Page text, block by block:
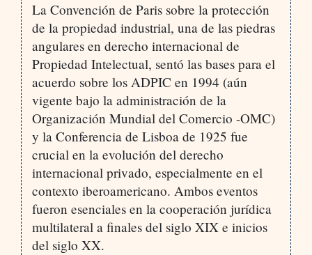
La Convención de Paris sobre la protección
de la propiedad industrial, una de las piedras
angulares en derecho internacional de
Propiedad Intelectual, sentó las bases para el
acuerdo sobre los ADPIC en 1994 (aún
vigente bajo la administración de la
Organización Mundial del Comercio -OMC)
y la Conferencia de Lisboa de 1925 fue
crucial en la evolución del derecho
internacional privado, especialmente en el
contexto iberoamericano. Ambos eventos
fueron esenciales en la cooperación jurídica
multilateral a finales del siglo XIX e inicios
del siglo XX.